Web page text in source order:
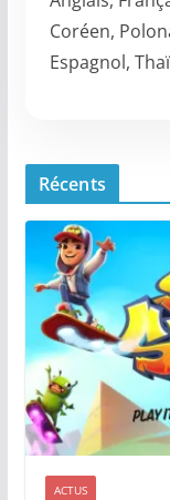
Coréen,
Espagnol,
Récents
ACTUS